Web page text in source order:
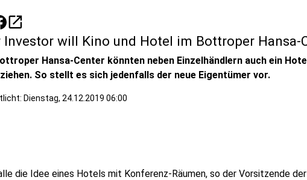
open_in_new
Investor will Kino und Hotel im Bottroper Hansa-
Hansa-Center könnten neben Einzelhändlern auch ein
So stellt es sich jedenfalls der neue Eigentümer vor.
Dienstag, 24.12.2019 06:00
die Idee eines Hotels mit Konferenz-Räumen, so der Vorsitzende der